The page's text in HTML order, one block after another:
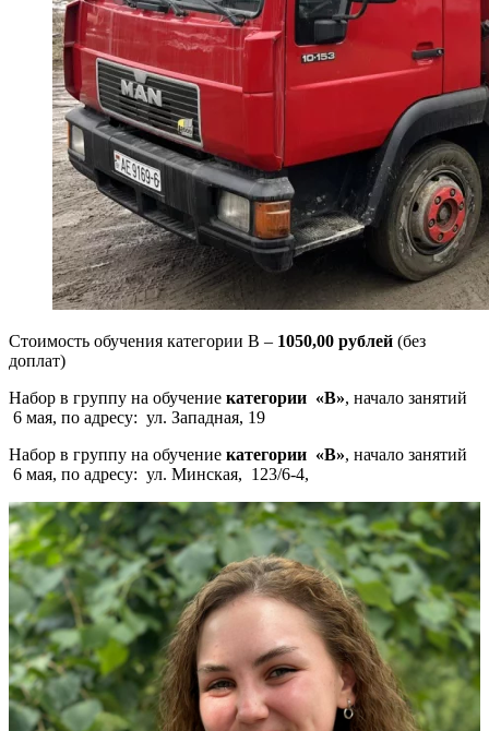
Стоимость обучения категории В – 1050,00 рублей (без
доплат)
Набор в группу на обучение категории «В», начало занятий
6 мая, по адресу: ул. Западная, 19
Набор в группу на обучение категории «В», начало занятий
6 мая, по адресу: ул. Минская, 123/6-4,